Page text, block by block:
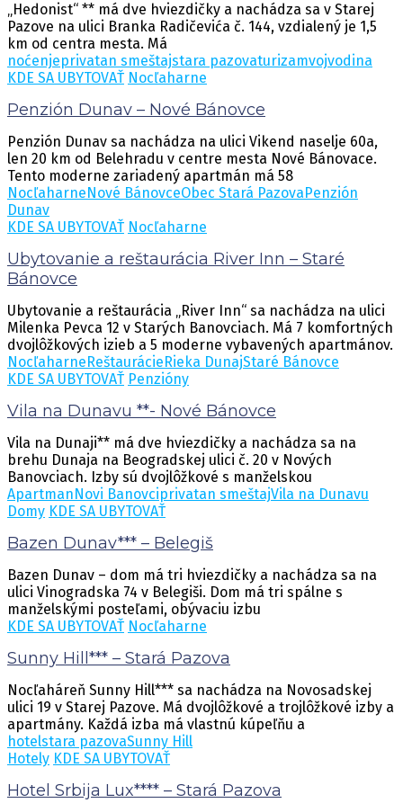
„Hedonist“ ** má dve hviezdičky a nachádza sa v Starej
Pazove na ulici Branka Radičevića č. 144, vzdialený je 1,5
km od centra mesta. Má
noćenjeprivatan smeštajstara pazovaturizamvojvodina
KDE SA UBYTOVAŤ Nocľaharne
Penzión Dunav – Nové Bánovce
Penzión Dunav sa nachádza na ulici Vikend naselje 60a,
len 20 km od Belehradu v centre mesta Nové Bánovace.
Tento moderne zariadený apartmán má 58
Nocľaharne Nové BánovceObec Stará PazovaPenzión
Dunav
KDE SA UBYTOVAŤ Nocľaharne
Ubytovanie a reštaurácia River Inn – Staré
Bánovce
Ubytovanie a reštaurácia „River Inn“ sa nachádza na ulici
Milenka Pevca 12 v Starých Banovciach. Má 7 komfortných
dvojlôžkových izieb a 5 moderne vybavených apartmánov.
Nocľaharne Reštaurácie Rieka DunajStaré Bánovce
KDE SA UBYTOVAŤ Penzióny
Vila na Dunavu **- Nové Bánovce
Vila na Dunaji** má dve hviezdičky a nachádza sa na
brehu Dunaja na Beogradskej ulici č. 20 v Nových
Banovciach. Izby sú dvojlôžkové s manželskou
ApartmanNovi Banovciprivatan smeštajVila na Dunavu
Domy KDE SA UBYTOVAŤ
Bazen Dunav*** – Belegiš
Bazen Dunav – dom má tri hviezdičky a nachádza sa na
ulici Vinogradska 74 v Belegiši. Dom má tri spálne s
manželskými posteľami, obývaciu izbu
KDE SA UBYTOVAŤ Nocľaharne
Sunny Hill*** – Stará Pazova
Nocľaháreň Sunny Hill*** sa nachádza na Novosadskej
ulici 19 v Starej Pazove. Má dvojlôžkové a trojlôžkové izby a
apartmány. Každá izba má vlastnú kúpeľňu a
hotelstara pazovaSunny Hill
Hotely KDE SA UBYTOVAŤ
Hotel Srbija Lux**** – Stará Pazova